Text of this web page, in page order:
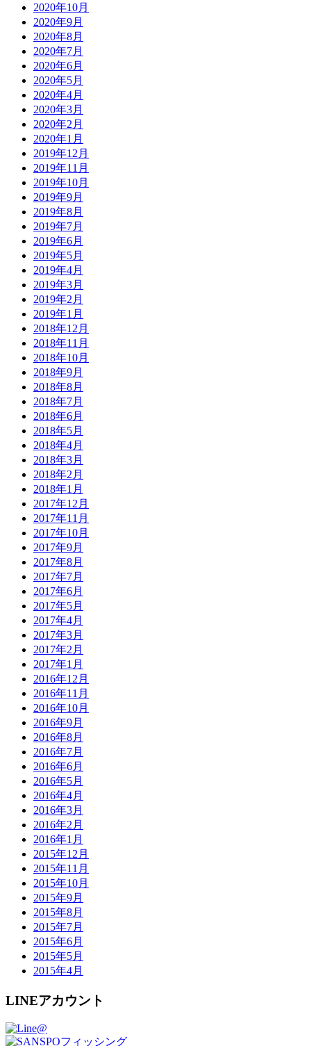
2020年10月
2020年9月
2020年8月
2020年7月
2020年6月
2020年5月
2020年4月
2020年3月
2020年2月
2020年1月
2019年12月
2019年11月
2019年10月
2019年9月
2019年8月
2019年7月
2019年6月
2019年5月
2019年4月
2019年3月
2019年2月
2019年1月
2018年12月
2018年11月
2018年10月
2018年9月
2018年8月
2018年7月
2018年6月
2018年5月
2018年4月
2018年3月
2018年2月
2018年1月
2017年12月
2017年11月
2017年10月
2017年9月
2017年8月
2017年7月
2017年6月
2017年5月
2017年4月
2017年3月
2017年2月
2017年1月
2016年12月
2016年11月
2016年10月
2016年9月
2016年8月
2016年7月
2016年6月
2016年5月
2016年4月
2016年3月
2016年2月
2016年1月
2015年12月
2015年11月
2015年10月
2015年9月
2015年8月
2015年7月
2015年6月
2015年5月
2015年4月
LINEアカウント